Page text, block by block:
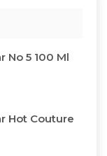
No 5 100 Ml
Hot Couture